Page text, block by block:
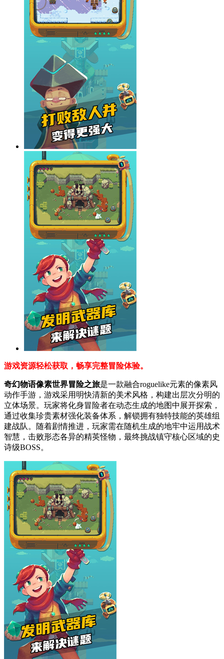
游戏资源轻松获取，畅享完整冒险体验。
奇幻物语像素世界冒险之旅是一款融合roguelike元素的像素风
动作手游，游戏采用明快清新的美术风格，构建出层次分明的
立体场景。玩家将化身冒险者在动态生成的地图中展开探索，
通过收集珍贵素材强化装备体系，解锁拥有独特技能的英雄组
建战队。随着剧情推进，玩家需在随机生成的地牢中运用战术
智慧，击败形态各异的精英怪物，最终挑战镇守核心区域的史
诗级BOSS。